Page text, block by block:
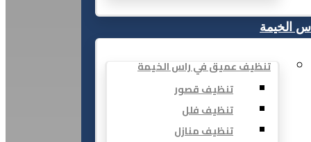
الخيمة
تنظيف عميق في راس الخيمة
تنظيف قصور
تنظيف فلل
تنظيف منازل